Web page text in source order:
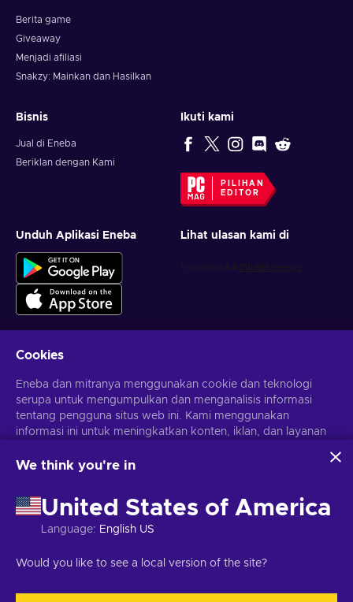
Berita game
Giveaway
Menjadi afiliasi
Snakzy: Mainkan dan Hasilkan
Bisnis
Jual di Eneba
Beriklan dengan Kami
Ikuti kami
PILIHAN
EDITOR
Unduh Aplikasi Eneba Lihat ulasan kami di
Berlangganan
Kamu dapat berhenti berlangganan kapan saja. Kunjungi
Hak Cipta © 2026 Eneba. Semua Hak Cipta Dilindungi Undang-
Cookies
Eneba dan mitranya menggunakan cookie dan teknologi
serupa untuk mengumpulkan dan menganalisis informasi
tentang pengguna situs web ini. Kami menggunakan
informasi ini untuk meningkatkan konten, iklan, dan layanan
personalisasi iklan.
penggunaan teknologi ini oleh Eneba dan mitranya. Kamu
dapat menyesuaikan persetujuanmu dengan mengklik
'Sesuaikan'.
menggunakan datamu, lihat Keamanan & Privasi Google
We think you're in
United States of America
Language: English US
Would you like to see a local version of the site?